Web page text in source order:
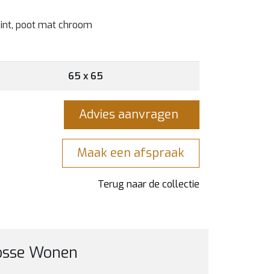
poot mat chroom
65 x 65
Maak een afspraak
Terug naar de collectie
Wonen